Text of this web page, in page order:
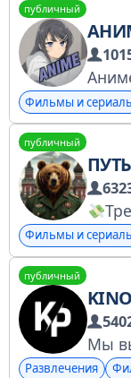
публичный
Фильмы и
публичный
Фильмы и
публичный
Развлечения